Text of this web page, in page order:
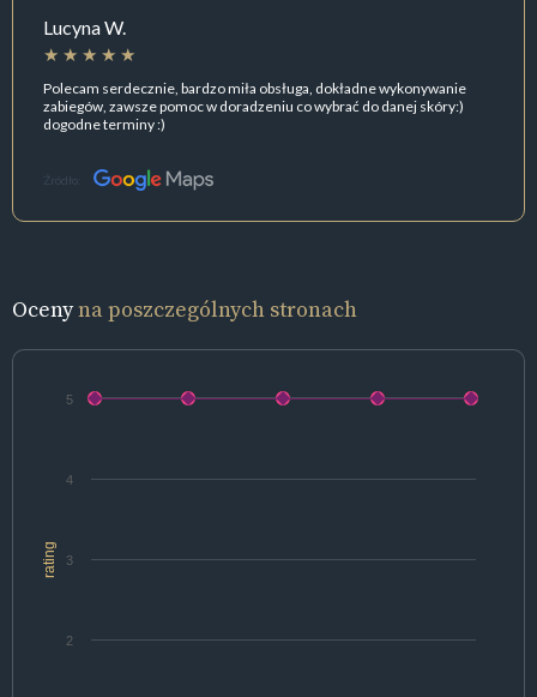
Lucyna W.
Polecam serdecznie, bardzo miła obsługa, dokładne wykonywanie
zabiegów, zawsze pomoc w doradzeniu co wybrać do danej skóry:)
dogodne terminy :)
Źródło:
Ocenyna poszczególnych stronach
rating
2
3
4
5